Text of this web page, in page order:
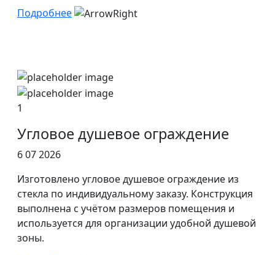
Подробнее
1
Угловое душевое ограждение
6 07 2026
Изготовлено угловое душевое ограждение из
стекла по индивидуальному заказу. Конструкция
выполнена с учётом размеров помещения и
используется для организации удобной душевой
зоны.